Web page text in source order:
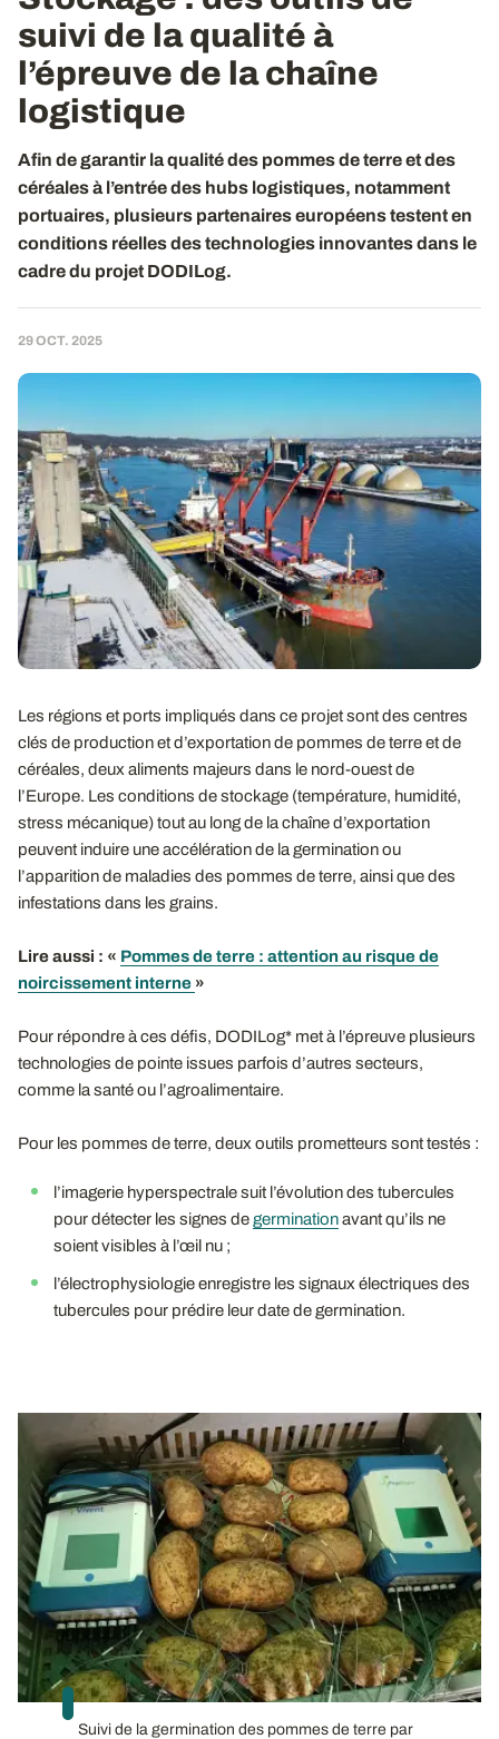
suivi de la qualité à
l’épreuve de la chaîne
logistique
Afin de garantir la qualité des pommes de terre et des
céréales à l’entrée des hubs logistiques, notamment
portuaires, plusieurs partenaires européens testent en
conditions réelles des technologies innovantes dans le
cadre du projet DODILog.
29 OCT. 2025
Les régions et ports impliqués dans ce projet sont des centres
clés de production et d’exportation de pommes de terre et de
céréales, deux aliments majeurs dans le nord-ouest de
l’Europe. Les conditions de stockage (température, humidité,
stress mécanique) tout au long de la chaîne d’exportation
peuvent induire une accélération de la germination ou
l’apparition de maladies des pommes de terre, ainsi que des
infestations dans les grains.
Lire aussi : « Pommes de terre : attention au risque de
noircissement interne »
Pour répondre à ces défis, DODILog* met à l’épreuve plusieurs
technologies de pointe issues parfois d’autres secteurs,
comme la santé ou l’agroalimentaire.
Pour les pommes de terre, deux outils prometteurs sont testés :
l’imagerie hyperspectrale suit l’évolution des tubercules
pour détecter les signes degerminationavant qu’ils ne
soient visibles à l’œil nu ;
l’électrophysiologie enregistre les signaux électriques des
tubercules pour prédire leur date de germination.
Suivi de la germination des pommes de terre par